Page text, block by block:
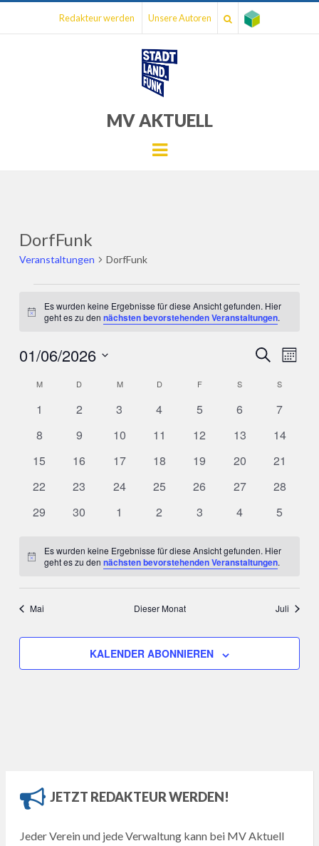
Redakteur werden Unsere Autoren
MV AKTUELL
Menu
DorfFunk
Veranstaltungen DorfFunk
Hinweis
Es wurden keine Ergebnisse für diese Ansicht gefunden. Hier
geht es zu dennächsten bevorstehenden Veranstaltungen.
Suche
und
SUCHE
01/06/2026
Kalender
von
Veranstaltungen
M MONTAGD DIENSTAG
MMITTWOCH
DDONNERSTAG
FFREITAG S SAMSTAGS
0
1
0
2
0
3
0
4
0
5
0
6
0
7
0
8
0
9
0
10
0
11
0
12
0
13
0
14
0
15
0
16
0
17
0
18
0
19
0
20
0
21
0
22
0
23
0
24
0
25
0
26
0
27
0
28
0
29
0
30
0
1
0
2
0
3
0
4
0
5
Hinweis
Es wurden keine Ergebnisse für diese Ansicht gefunden. Hier
geht es zu dennächsten bevorstehenden Veranstaltungen.
Mai Dieser Monat Juli
KALENDER ABONNIEREN
JETZT REDAKTEUR WERDEN!
Jeder Verein und jede Verwaltung kann bei MV Aktuell